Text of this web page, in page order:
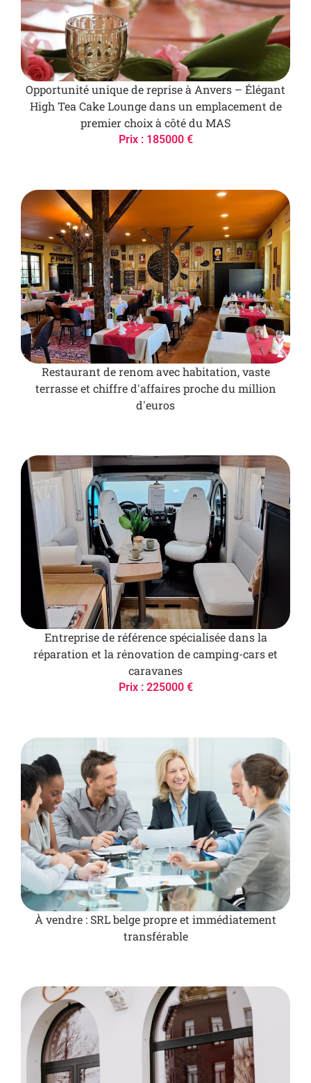
Opportunité unique de reprise à Anvers – Élégant
High Tea Cake Lounge dans un emplacement de
premier choix à côté du MAS
Prix : 185000 €
Restaurant de renom avec habitation, vaste
terrasse et chiffre d'affaires proche du million
d'euros
Entreprise de référence spécialisée dans la
réparation et la rénovation de camping-cars et
caravanes
Prix : 225000 €
À vendre : SRL belge propre et immédiatement
transférable